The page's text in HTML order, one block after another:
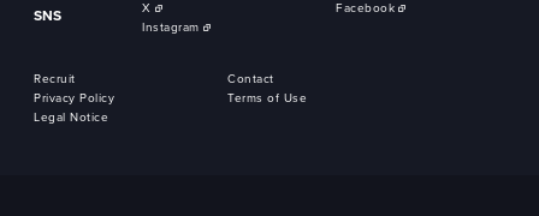
SNS X
Facebook
Instagram
Recruit
Contact
Privacy Policy
Terms of Use
Legal Notice